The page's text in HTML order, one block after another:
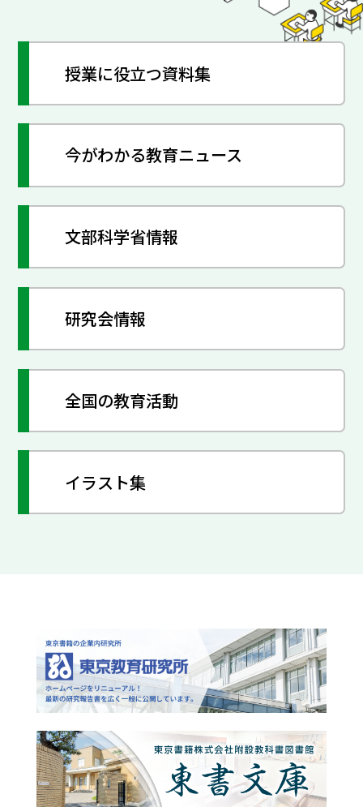
授業に役立つ資料集
今がわかる教育ニュース
文部科学省情報
研究会情報
全国の教育活動
イラスト集